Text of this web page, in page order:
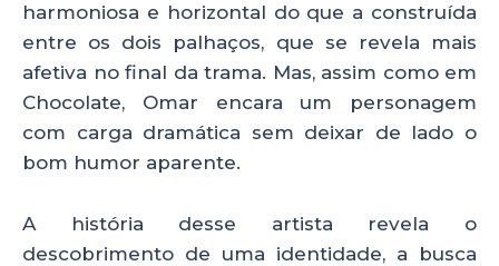
harmoniosa e horizontal do que a construída
entre os dois palhaços, que se revela mais
afetiva no final da trama. Mas, assim como em
Chocolate, Omar encara um personagem
com carga dramática sem deixar de lado o
bom humor aparente.
A história desse artista revela o
descobrimento de uma identidade, a busca